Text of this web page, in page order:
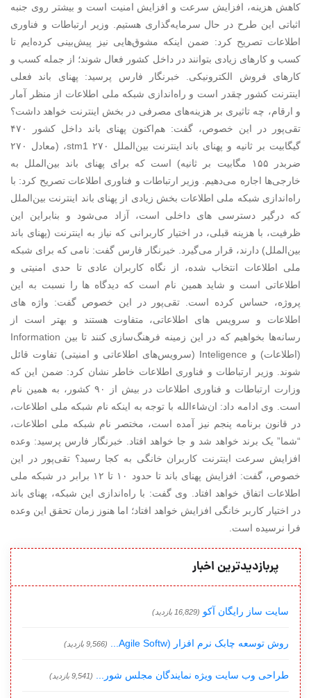
کاهش هزینه، افزایش سرعت و افزایش امنیت است و بیشتر روی جنبه
اثباتی این طرح در حال سرمایه‌گذاری هستیم. وزیر ارتباطات و فناوری
اطلاعات تصریح کرد: ضمن اینکه مشوق‌هایی نیز پیش‌بینی کرده‌ایم تا
کسب و کارهای زیادی بتوانند در داخل کشور فعال شوند؛ از جمله کسب و
کارهای فروش الکترونیکی. خبرنگار فارس پرسید: پهنای باند فعلی
اینترنت کشور چقدر است و راه‌اندازی شبکه ملی اطلاعات از منظر آمار
و ارقام، چه تاثیری بر هزینه‌های مصرفی در بخش اینترنت خواهد داشت؟
تقی‌پور در این خصوص، گفت: هم‌اکنون پهنای باند داخل کشور ۴۷۰
گیگابیت بر ثانیه و پهنای باند اینترنت بین‌الملل ۲۷۰ stm1، (معادل ۲۷۰
ضربدر ۱۵۵ مگابیت بر ثانیه) است که برای پهنای باند بین‌الملل به
خارجی‌ها اجاره می‌دهیم. وزیر ارتباطات و فناوری اطلاعات تصریح کرد: با
راه‌اندازی شبکه ملی اطلاعات بخش زیادی از پهنای باند اینترنت بین‌الملل
که درگیر دسترسی های داخلی است، آزاد می‌شود و بنابراین این
ظرفیت، با هزینه قبلی، در اختیار کاربرانی که نیاز به اینترنت (پهنای باند
بین‌الملل) دارند، قرار می‌گیرد. خبرنگار فارس گفت: نامی که برای شبکه
ملی اطلاعات انتخاب شده، از نگاه کاربران عادی تا حدی امنیتی و
اطلاعاتی است و شاید همین نام است که دیدگاه ها را نسبت به این
پروژه، حساس کرده است. تقی‌پور در این خصوص گفت: واژه‌ های
اطلاعات و سرویس های اطلاعاتی، متفاوت هستند و بهتر است از
رسانه‌ها بخواهیم که در این زمینه فرهنگ‌سازی کنند تا بین Information
(اطلاعات) و Inteligence (سرویس‌های اطلاعاتی و امنیتی) تفاوت قائل
شوند. وزیر ارتباطات و فناوری اطلاعات خاطر نشان کرد: ضمن این که
وزارت ارتباطات و فناوری اطلاعات در بیش از ۹۰ کشور، به همین نام
است. وی ادامه داد: ان‌شاءالله با توجه به اینکه نام شبکه ملی اطلاعات،
در قانون برنامه پنجم نیز آمده است، مختصر نام شبکه ملی اطلاعات،
“شما” یک برند خواهد شد و جا خواهد افتاد. خبرنگار فارس پرسید: وعده
افزایش سرعت اینترنت کاربران خانگی به کجا رسید؟ تقی‌پور در این
خصوص، گفت: افزایش پهنای باند تا حدود ۱۰ تا ۱۲ برابر در شبکه ملی
اطلاعات اتفاق خواهد افتاد. وی گفت: با راه‌اندازی این شبکه، پهنای باند
در اختیار کاربر خانگی افزایش خواهد افتاد؛ اما هنوز زمان تحقق این وعده
فرا نرسیده است.
پربازدیدترین اخبار
سایت ساز رایگان آکو (16,829 بازدید)
روش توسعه چابک نرم افزار (Agile Softw... (9,566 بازدید)
طراحی وب سایت ویژه نمایندگان مجلس شور... (9,541 بازدید)